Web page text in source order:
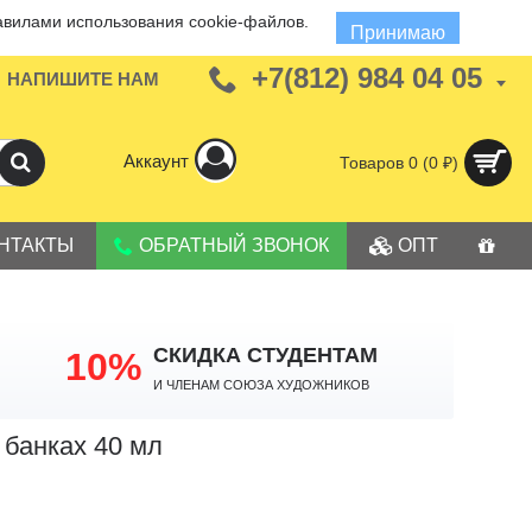
использования cookie-файлов.
Принимаю
НАПИШИТЕ НАМ +7(812) 984 04 05
Аккаунт Товаров 0 (0 ₽)
ОБРАТНЫЙ ЗВОНОК ОПТ
10% СКИДКА СТУДЕНТАМ
И членам Союза Художников
40 мл